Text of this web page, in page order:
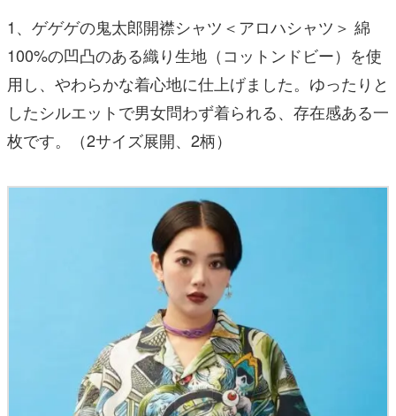
1、ゲゲゲの鬼太郎開襟シャツ＜アロハシャツ＞ 綿
100%の凹凸のある織り生地（コットンドビー）を使
用し、やわらかな着心地に仕上げました。ゆったりと
したシルエットで男女問わず着られる、存在感ある一
枚です。（2サイズ展開、2柄）